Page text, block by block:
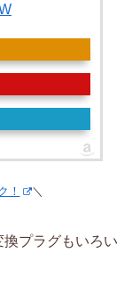
！ ＼
プラグもいろい